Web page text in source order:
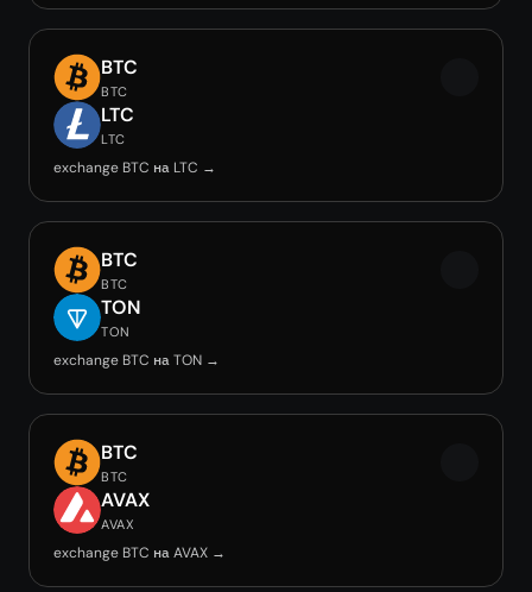
BTC
BTC
LTC
LTC
exchange BTC на LTC →
BTC
BTC
TON
TON
exchange BTC на TON →
BTC
BTC
AVAX
AVAX
exchange BTC на AVAX →